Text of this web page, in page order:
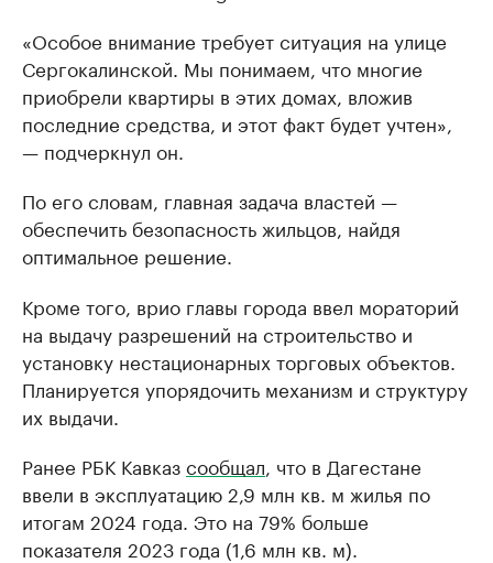
«Особое внимание требует ситуация на улице
Сергокалинской. Мы понимаем, что многие
приобрели квартиры в этих домах, вложив
последние средства, и этот факт будет учтен»,
— подчеркнул он.
По его словам, главная задача властей —
обеспечить безопасность жильцов, найдя
оптимальное решение.
Кроме того, врио главы города ввел мораторий
на выдачу разрешений на строительство и
установку нестационарных торговых объектов.
Планируется упорядочить механизм и структуру
их выдачи.
Ранее РБК Кавказсообщал , что в Дагестане
ввели в эксплуатацию 2,9 млн кв. м жилья по
итогам 2024 года. Это на 79% больше
показателя 2023 года (1,6 млн кв. м).